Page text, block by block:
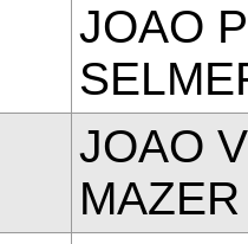
JOAO
JOAO
MAZER